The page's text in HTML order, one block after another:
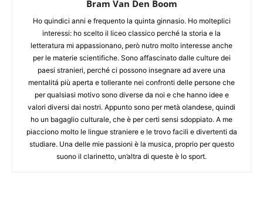
Bram Van Den Boom
Ho quindici anni e frequento la quinta ginnasio. Ho molteplici
interessi: ho scelto il liceo classico perché la storia e la
letteratura mi appassionano, però nutro molto interesse anche
per le materie scientifiche. Sono affascinato dalle culture dei
paesi stranieri, perché ci possono insegnare ad avere una
mentalitá più aperta e tollerante nei confronti delle persone che
per qualsiasi motivo sono diverse da noi e che hanno idee e
valori diversi dai nostri. Appunto sono per metà olandese, quindi
ho un bagaglio culturale, che è per certi sensi sdoppiato. A me
piacciono molto le lingue straniere e le trovo facili e divertenti da
studiare. Una delle mie passioni è la musica, proprio per questo
suono il clarinetto, un’altra di queste è lo sport.